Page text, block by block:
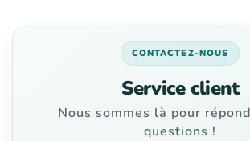
CONTACTEZ-NOUS
Service client
Nous sommes là pour
questions !